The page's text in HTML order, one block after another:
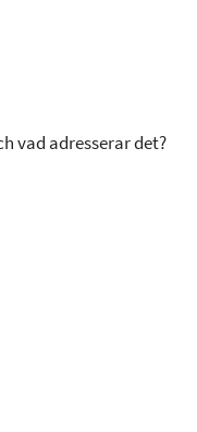
vad adresserar det?